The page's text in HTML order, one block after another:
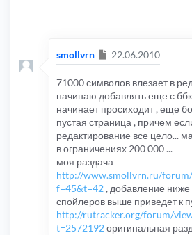
smollvrn Сообщение
22.06.2010
71000 символов влезает в
начинаю добавлять еще с
начинает просиходит , еще
пустая страница , причем
редактирование все цело...
в ограничениях 200 000 ...
моя раздача
http://www.smollvrn.ru/
f=45&t=42, добавление ниже
спойлеров выше приведет к
http://rutracker.org/forum/
t=2572192оригинальная